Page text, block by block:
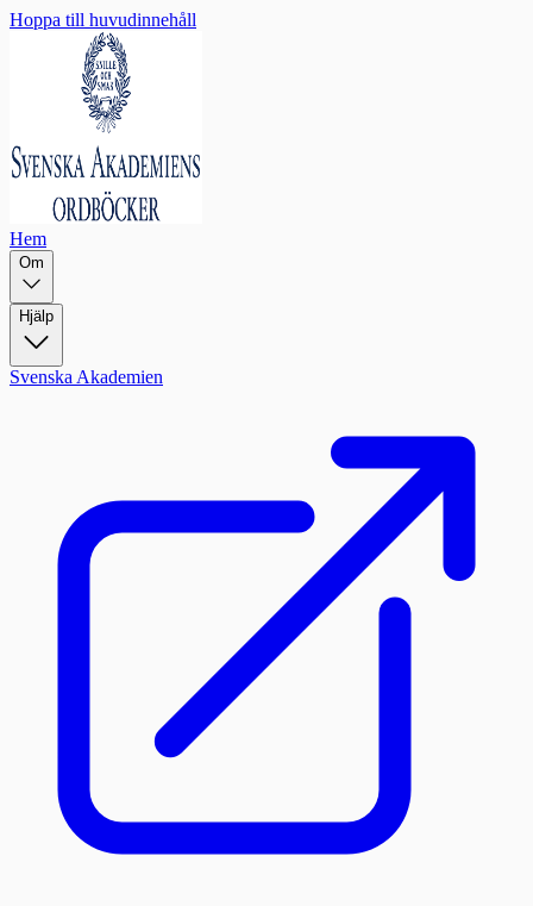
Hoppa till huvudinnehåll
Hem
Om
Hjälp
Svenska Akademien